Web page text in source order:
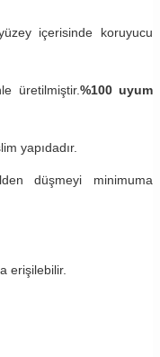
içerisinde koruyucu
üretilmiştir.%100 uyum
yapıdadır.
düşmeyi minimuma
erişilebilir.